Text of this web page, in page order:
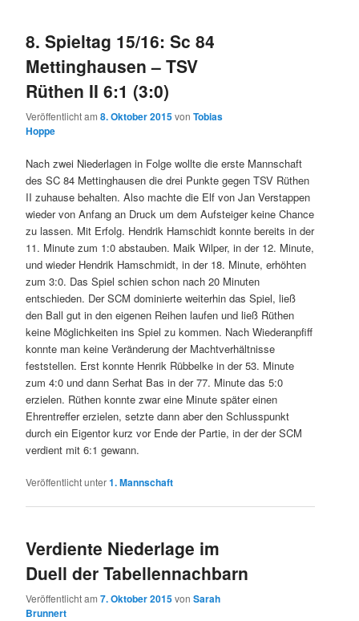
8. Spieltag 15/16: Sc 84
Mettinghausen – TSV
Rüthen II 6:1 (3:0)
Veröffentlicht am8. Oktober 2015vonTobias
Hoppe
Nach zwei Niederlagen in Folge wollte die erste Mannschaft
des SC 84 Mettinghausen die drei Punkte gegen TSV Rüthen
II zuhause behalten. Also machte die Elf von Jan Verstappen
wieder von Anfang an Druck um dem Aufsteiger keine Chance
zu lassen. Mit Erfolg. Hendrik Hamschidt konnte bereits in der
11. Minute zum 1:0 abstauben. Maik Wilper, in der 12. Minute,
und wieder Hendrik Hamschmidt, in der 18. Minute, erhöhten
zum 3:0. Das Spiel schien schon nach 20 Minuten
entschieden. Der SCM dominierte weiterhin das Spiel, ließ
den Ball gut in den eigenen Reihen laufen und ließ Rüthen
keine Möglichkeiten ins Spiel zu kommen. Nach Wiederanpfiff
konnte man keine Veränderung der Machtverhältnisse
feststellen. Erst konnte Henrik Rübbelke in der 53. Minute
zum 4:0 und dann Serhat Bas in der 77. Minute das 5:0
erzielen. Rüthen konnte zwar eine Minute später einen
Ehrentreffer erzielen, setzte dann aber den Schlusspunkt
durch ein Eigentor kurz vor Ende der Partie, in der der SCM
verdient mit 6:1 gewann.
Veröffentlicht unter1. Mannschaft
Verdiente Niederlage im
Duell der Tabellennachbarn
Veröffentlicht am7. Oktober 2015vonSarah
Brunnert